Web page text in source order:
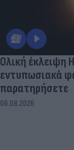
Ολική έκλειψη
εντυπωσιακά
παρατηρήσετε
06.08.2026